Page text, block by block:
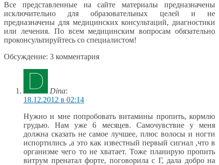
Все представленные на сайте материалы предназначены
исключительно для образовательных целей и не
предназначены для медицинских консультаций, диагностики
или лечения. По всем медицинским вопросам обязательно
проконсультируйтесь со специалистом!
Обсуждение: 3 комментария
Dina:
18.12.2012 в 02:14
Нужно и мне попробовать витамины пропить, кормлю
грудью. Нам уже 6 месяцев. Самочувствие у меня
должна сказать не самое лучшее, плюс волосы и ногти
испортились ,а это как известный первый сигнал ,что в
организме чего то не хватает. Тоже планирую пропить
витрум пренатал форте, поговорила с Г, дала добро на